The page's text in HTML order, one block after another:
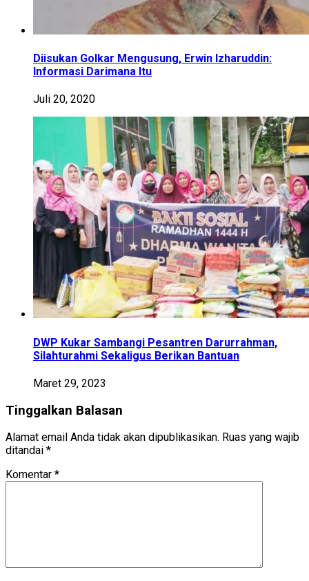
Diisukan Golkar Mengusung, Erwin Izharuddin:
Informasi Darimana Itu
Juli 20, 2020
DWP Kukar Sambangi Pesantren Darurrahman,
Silahturahmi Sekaligus Berikan Bantuan
Maret 29, 2023
Tinggalkan Balasan
Alamat email Anda tidak akan dipublikasikan. Ruas yang wajib
ditandai *
Komentar *